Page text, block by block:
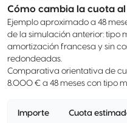
Cómo cambia la cuota
Ejemplo aproximado a 48
de la simulación anterior: tipo
amortización francesa y sin
redondeadas.
Comparativa orientativa de
8.000 € a 48 meses con tipo
Importe Cuota